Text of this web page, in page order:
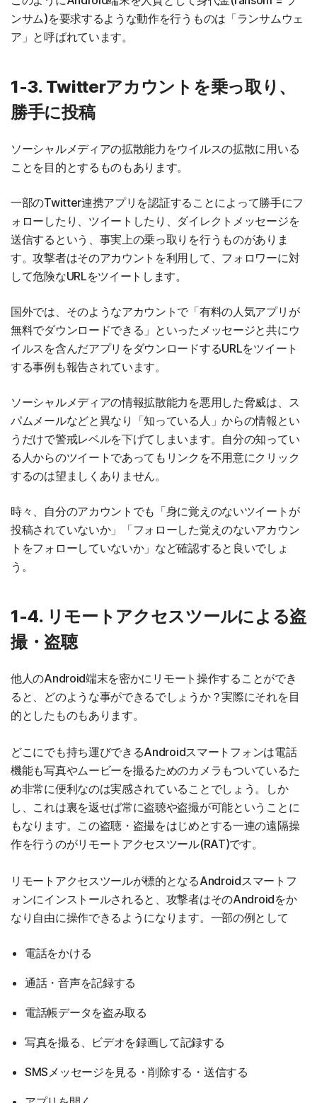
ンサム)を要求するような動作を行うものは「ランサムウェ
ア」と呼ばれています。
1-3. Twitterアカウントを乗っ取り、
勝手に投稿
ソーシャルメディアの拡散能力をウイルスの拡散に用いる
ことを目的とするものもあります。
一部のTwitter連携アプリを認証することによって勝手にフ
ォローしたり、ツイートしたり、ダイレクトメッセージを
送信するという、事実上の乗っ取りを行うものがありま
す。攻撃者はそのアカウントを利用して、フォロワーに対
して危険なURLをツイートします。
国外では、そのようなアカウントで「有料の人気アプリが
無料でダウンロードできる」といったメッセージと共にウ
イルスを含んだアプリをダウンロードするURLをツイート
する事例も報告されています。
ソーシャルメディアの情報拡散能力を悪用した脅威は、ス
パムメールなどと異なり「知っている人」からの情報とい
うだけで警戒レベルを下げてしまいます。自分の知ってい
る人からのツイートであってもリンクを不用意にクリック
するのは望ましくありません。
時々、自分のアカウントでも「身に覚えのないツイートが
投稿されていないか」「フォローした覚えのないアカウン
トをフォローしていないか」など確認すると良いでしょ
う。
1-4. リモートアクセスツールによる盗
撮・盗聴
他人のAndroid端末を密かにリモート操作することができ
ると、どのような事ができるでしょうか？実際にそれを目
的としたものもあります。
どこにでも持ち運びできるAndroidスマートフォンは電話
機能も写真やムービーを撮るためのカメラもついているた
め非常に便利なのは実感されていることでしょう。しか
し、これは裏を返せば常に盗聴や盗撮が可能ということに
もなります。この盗聴・盗撮をはじめとする一連の遠隔操
作を行うのがリモートアクセスツール(RAT)です。
リモートアクセスツールが標的となるAndroidスマートフ
ォンにインストールされると、攻撃者はそのAndroidをか
なり自由に操作できるようになります。一部の例として
電話をかける
通話・音声を記録する
電話帳データを盗み取る
写真を撮る、ビデオを録画して記録する
SMSメッセージを見る・削除する・送信する